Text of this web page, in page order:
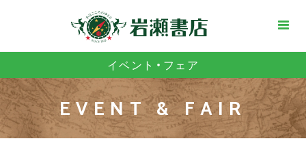
イベント・フェア
EVENT & FAIR